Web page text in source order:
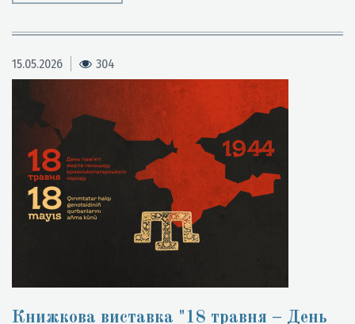
15.05.2026 304
Книжкова виставка "18 травня – День